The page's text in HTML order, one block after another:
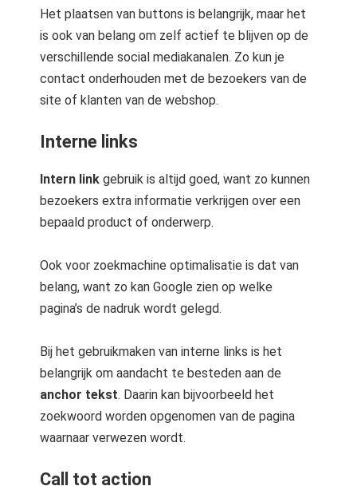
Het plaatsen van buttons is belangrijk, maar het
is ook van belang om zelf actief te blijven op de
verschillende social mediakanalen. Zo kun je
contact onderhouden met de bezoekers van de
site of klanten van de webshop.
Interne links
Intern link gebruik is altijd goed, want zo kunnen
bezoekers extra informatie verkrijgen over een
bepaald product of onderwerp.
Ook voor zoekmachine optimalisatie is dat van
belang, want zo kan Google zien op welke
pagina’s de nadruk wordt gelegd.
Bij het gebruikmaken van interne links is het
belangrijk om aandacht te besteden aan de
anchor tekst. Daarin kan bijvoorbeeld het
zoekwoord worden opgenomen van de pagina
waarnaar verwezen wordt.
Call tot action